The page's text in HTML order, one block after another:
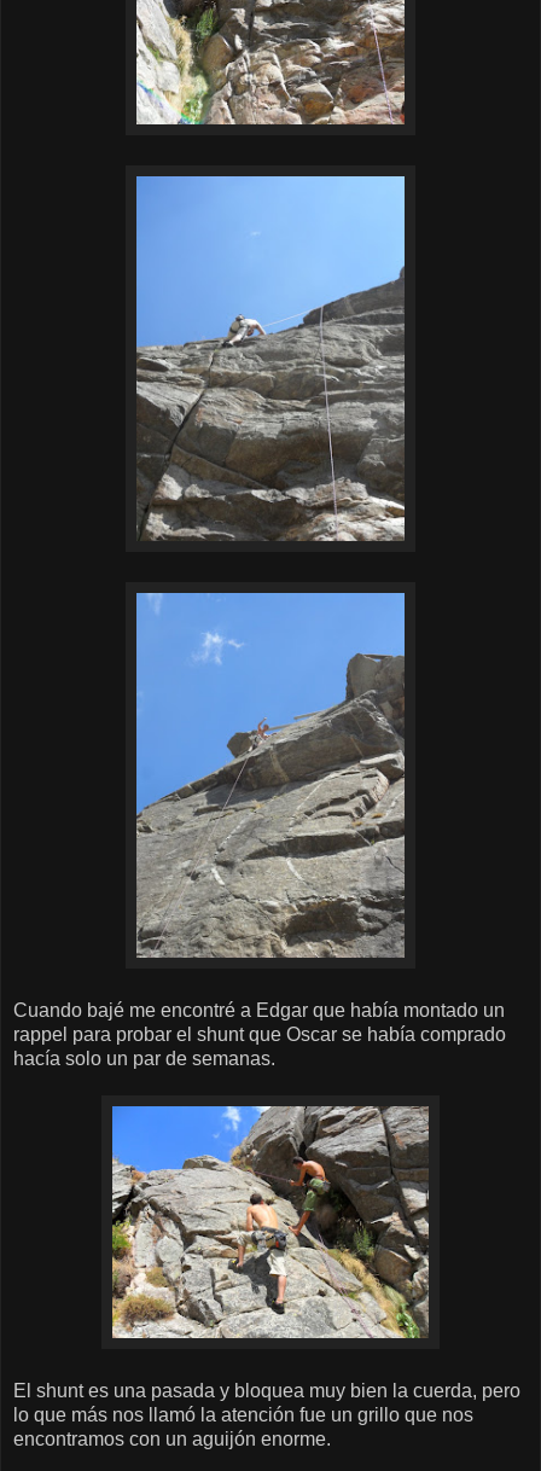
Cuando bajé me encontré a Edgar que había montado un
rappel para probar el shunt que Oscar se había comprado
hacía solo un par de semanas.
El shunt es una pasada y bloquea muy bien la cuerda, pero
lo que más nos llamó la atención fue un grillo que nos
encontramos con un aguijón enorme.